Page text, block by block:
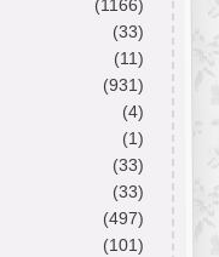
(1166)
(33)
(11)
(931)
(4)
(1)
(33)
(33)
(497)
(101)